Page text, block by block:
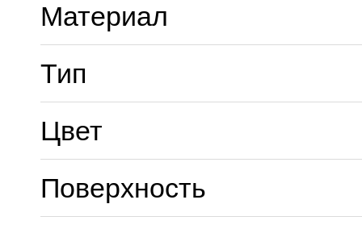
Материал
Тип
Цвет
Поверхность